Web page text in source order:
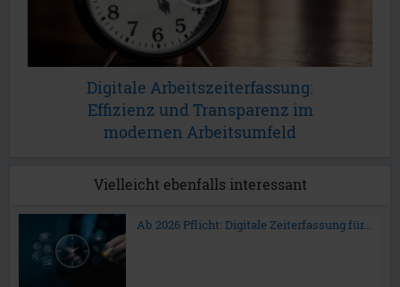
Digitale Arbeitszeiterfassung:
Effizienz und Transparenz im
modernen Arbeitsumfeld
Vielleicht ebenfalls interessant
Ab 2026 Pflicht: Digitale Zeiterfassung für...